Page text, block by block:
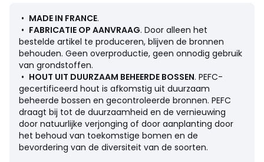
• Overtrek 63% katoen, 37% linnen, 428 g/m²
• Vervaagde stof : in tegenstelling tot een strakke stof die
niet kreukt, zal een stof met vervaagd effect vanaf het
eerste gebruik een gedrapeerde vorm aanneemt
• Stofstalen beschikbaar op de site, typ 'stofstalen Oscar'
in de zoekmotor
• Structuur : Spaanplaten en multiplex verstevigd met
massief dennenhout
• Ophanging : veringen van het zigzag-type
• Poten : in aluminium, matte zwarte epoxy afwerking,
hoogte 17 cm
• Gegalvaniseerde stalen verbinding onder de voetsteun
om de modules van de Oscar-collectie samen te voegen
• MADE IN FRANCE.
• FABRICATIE OP AANVRAAG. Door alleen het
bestelde artikel te produceren, blijven de bronnen
behouden. Geen overproductie, geen onnodig gebruik
van grondstoffen.
• HOUT UIT DUURZAAM BEHEERDE BOSSEN. PEFC-
gecertificeerd hout is afkomstig uit duurzaam
beheerde bossen en gecontroleerde bronnen. PEFC
draagt bij tot de duurzaamheid en de vernieuwing
door natuurlijke verjonging of door aanplanting door
het behoud van toekomstige bomen en de
bevordering van de diversiteit van de soorten.